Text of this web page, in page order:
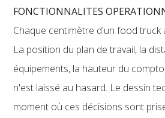
FONCTIONNALITES
Chaque centimètre d'un food
La position du plan de travail, la
équipements, la hauteur du
n'est laissé au hasard. Le dessin
moment où ces décisions sont